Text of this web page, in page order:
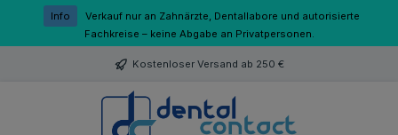
Zum Hauptinhalt springen
Info
Verkauf nur an Zahnärzte, Dentallabore und autorisierte
Fachkreise – keine Abgabe an Privatpersonen.
Kostenloser Versand ab 250 €